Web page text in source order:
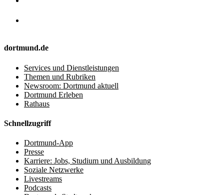
dortmund.de
Services und Dienstleistungen
Themen und Rubriken
Newsroom: Dortmund aktuell
Dortmund Erleben
Rathaus
Schnellzugriff
Dortmund-App
Presse
Karriere: Jobs, Studium und Ausbildung
Soziale Netzwerke
Livestreams
Podcasts